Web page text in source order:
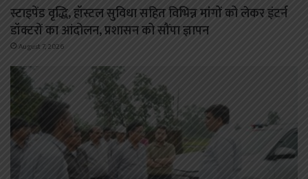
स्टाइपेंड वृद्धि, हॉस्टल सुविधा सहित विभिन्न मांगों को लेकर इंटर्न
डॉक्टरों का आंदोलन, प्रशासन को सौंपा ज्ञापन
August 7, 2026